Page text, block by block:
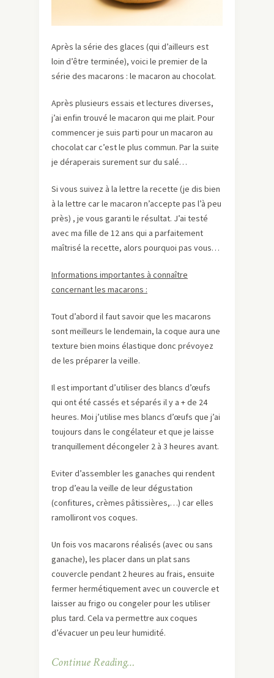
Après la série des glaces (qui d’ailleurs est
loin d’être terminée), voici le premier de la
série des macarons : le macaron au chocolat.
Après plusieurs essais et lectures diverses,
j’ai enfin trouvé le macaron qui me plait. Pour
commencer je suis parti pour un macaron au
chocolat car c’est le plus commun. Par la suite
je déraperais surement sur du salé…
Si vous suivez à la lettre la recette (je dis bien
à la lettre car le macaron n’accepte pas l’à peu
près) , je vous garanti le résultat. J’ai testé
avec ma fille de 12 ans qui a parfaitement
maîtrisé la recette, alors pourquoi pas vous…
Informations importantes à connaître
concernant les macarons :
Tout d’abord il faut savoir que les macarons
sont meilleurs le lendemain, la coque aura une
texture bien moins élastique donc prévoyez
de les préparer la veille.
Il est important d’utiliser des blancs d’œufs
qui ont été cassés et séparés il y a + de 24
heures. Moi j’utilise mes blancs d’œufs que j’ai
toujours dans le congélateur et que je laisse
tranquillement décongeler 2 à 3 heures avant.
Eviter d’assembler les ganaches qui rendent
trop d’eau la veille de leur dégustation
(confitures, crèmes pâtissières,…) car elles
ramolliront vos coques.
Un fois vos macarons réalisés (avec ou sans
ganache), les placer dans un plat sans
couvercle pendant 2 heures au frais, ensuite
fermer hermétiquement avec un couvercle et
laisser au frigo ou congeler pour les utiliser
plus tard. Cela va permettre aux coques
d’évacuer un peu leur humidité.
Continue Reading…